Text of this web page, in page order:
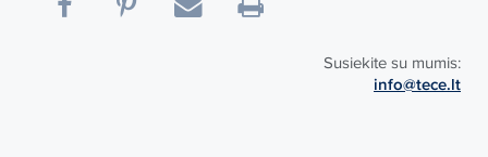
Susiekite su mumis:
info@tece.lt